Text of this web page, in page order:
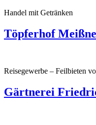
Handel mit Getränken
Töpferhof
Reisegewerbe – Feilbieten
Gärtnerei